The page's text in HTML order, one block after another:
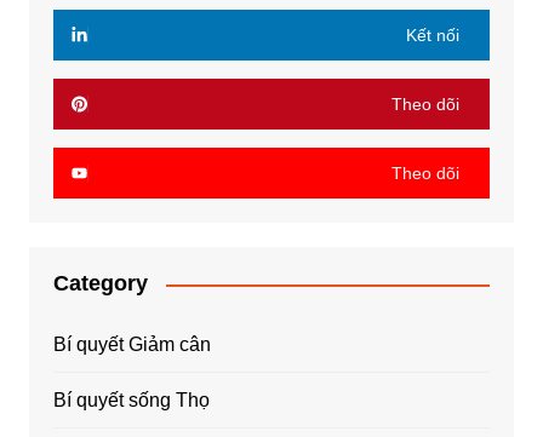
Kết nối
Theo dõi
Theo dõi
Category
Bí quyết Giảm cân
Bí quyết sống Thọ